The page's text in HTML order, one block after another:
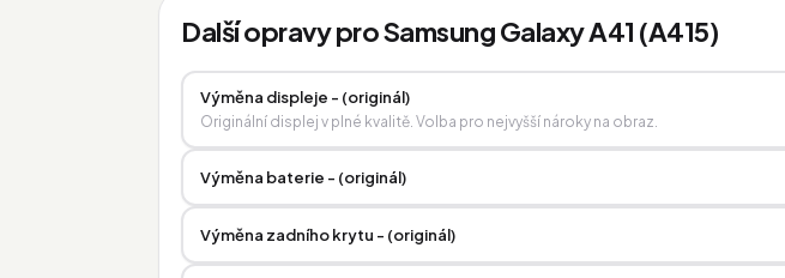
Další opravy pro Samsung Galaxy A41 (A415)
Výměna displeje - (originál)
Originální displej v plné kvalitě. Volba pro nejvyšší nároky na obraz.
Výměna baterie - (originál)
Výměna zadního krytu - (originál)